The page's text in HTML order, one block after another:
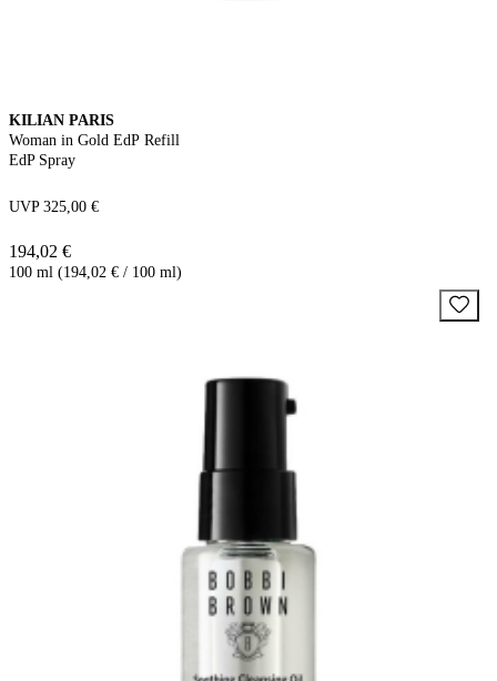
KILIAN PARIS
Woman in Gold EdP Refill
EdP Spray
UVP 325,00 €
194,02 €
100 ml (194,02 € / 100 ml)